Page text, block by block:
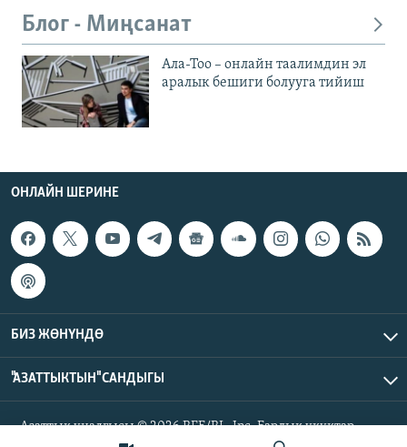
Блог - Миңсанат
Ала-Тоо – онлайн таалимдин эл
аралык бешиги болууга тийиш
ОНЛАЙН ШЕРИНЕ
БИЗ ЖӨНҮНДӨ
"АЗАТТЫКТЫН" САНДЫГЫ
Азаттык үналгысы © 2026 RFE/RL, Inc. Бардык укуктар